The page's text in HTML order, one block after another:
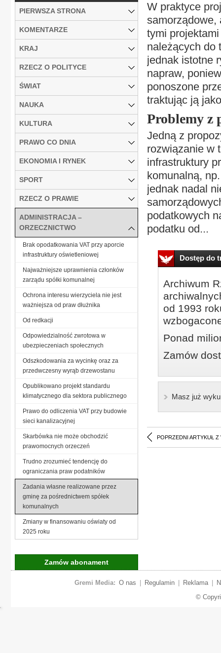
W praktyce
samorządowe,
tymi
należących do
jednak istotne
napraw,
ponoszone
traktując ją
Problemy z
Jedną z
rozwiązanie w
infrastruktury
komunalną,
jednak nadal
podatkowych
podatku od...
Dostęp do
Archiwum
od 1993
Ponad
Zamów
Masz już
POPRZEDNI ARTYKUŁ Z
PIERWSZA STRONA
KOMENTARZE
KRAJ
RZECZ O POLITYCE
ŚWIAT
NAUKA
KULTURA
PRAWO CO DNIA
EKONOMIA I RYNEK
SPORT
RZECZ O PRAWIE
ADMINISTRACJA –
ORZECZNICTWO
Brak opodatkowania VAT przy aporcie
infrastruktury oświetleniowej
Najważniejsze uprawnienia członków
zarządu spółki komunalnej
Ochrona interesu wierzyciela nie jest
ważniejsza od praw dłużnika
Od redkacji
Odpowiedzialność zwrotowa w
ubezpieczeniach społecznych
Odszkodowania za wycinkę oraz za
przedwczesny wyrąb drzewostanu
Opublikowano projekt standardu
klimatycznego dla sektora publicznego
Prawo do odliczenia VAT przy budowie
sieci kanalizacyjnej
Skarbówka nie może obchodzić
prawomocnych orzeczeń
Trudno zrozumieć tendencję do
ograniczania praw podatników
Zadania własne realizowane przez
gminę za pośrednictwem spółek
komunalnych
Zmiany w finansowaniu oświaty od
2025 roku
Zamów abonament
Gremi Media: O nas Regulamin Reklama
©